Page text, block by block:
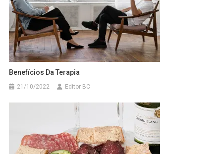
Benefícios Da Terapia
21/10/2022 Editor BC